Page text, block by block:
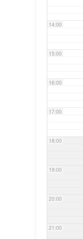
14:00
15:00
16:00
17:00
18:00
19:00
20:00
21:00